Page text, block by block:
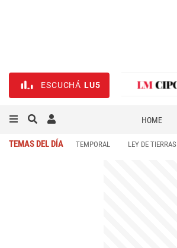
ESCUCHÁ LU5
HOME
TEMAS DEL DÍA TEMPORAL LEY DE TIERRAS